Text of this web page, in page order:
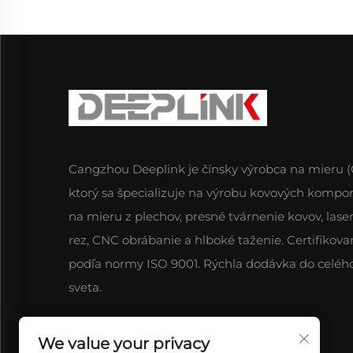
Cangzhou Deeplink je čínsky výrobca na mieru
ktorý sa špecializuje na výrobu kovových
na mieru z plechov, presné tvárnenie kovov,
rez, CNC obrábanie a hlboké taženie.
podľa normy ISO 9001. Rýchla dodávka do
sveta.
We value your privacy